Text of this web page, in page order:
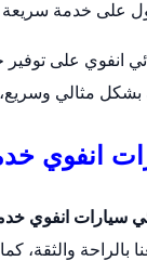
على خدمة
انفوي على
بشكل مثالي
انفوي
سيارات انفوي
بالراحة والثقة،